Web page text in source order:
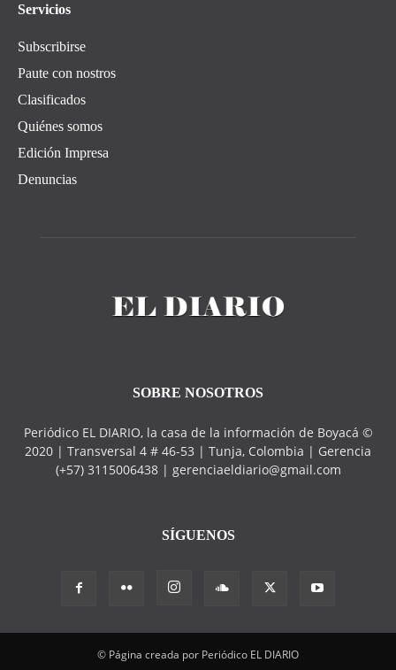
Servicios
Subscribirse
Paute con nostros
Clasificados
Quiénes somos
Edición Impresa
Denuncias
SOBRE NOSOTROS
Periódico EL DIARIO, la casa de la información de Boyacá ©
2020 | Transversal 4 # 46-53 | Tunja, Colombia | Gerencia
(+57) 3115006438 | gerenciaeldiario@gmail.com
SÍGUENOS
© Página creada por Periódico EL DIARIO